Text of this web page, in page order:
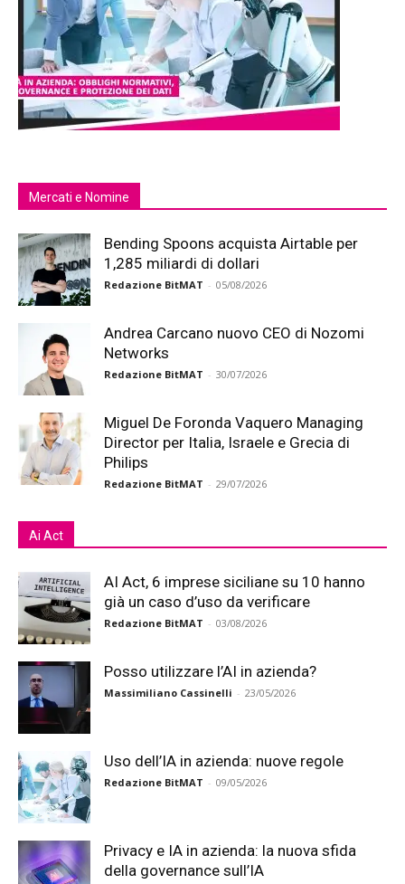
Mercati e Nomine
Bending Spoons acquista Airtable per
1,285 miliardi di dollari
Redazione BitMAT - 05/08/2026
Andrea Carcano nuovo CEO di Nozomi
Networks
Redazione BitMAT - 30/07/2026
Miguel De Foronda Vaquero Managing
Director per Italia, Israele e Grecia di
Philips
Redazione BitMAT - 29/07/2026
Ai Act
AI Act, 6 imprese siciliane su 10 hanno
già un caso d’uso da verificare
Redazione BitMAT - 03/08/2026
Posso utilizzare l’AI in azienda?
Massimiliano Cassinelli - 23/05/2026
Uso dell’IA in azienda: nuove regole
Redazione BitMAT - 09/05/2026
Privacy e IA in azienda: la nuova sfida
della governance sull’IA